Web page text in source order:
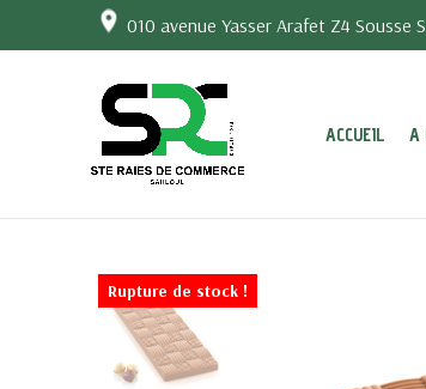
010 avenue Yasser Arafet Z4 Sousse
ACCUEIL A
Rupture de stock !